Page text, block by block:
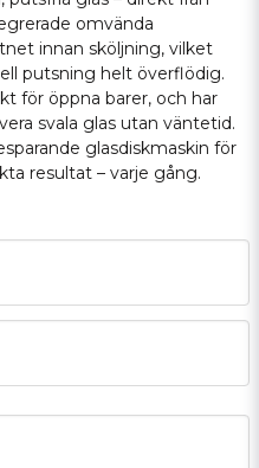
omvända
innan sköljning, vilket
putsning helt överflödig.
för öppna barer, och har
svala glas utan väntetid.
glasdiskmaskin för
resultat – varje gång.